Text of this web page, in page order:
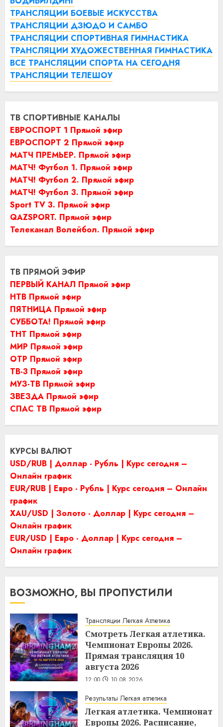
ТРАНСЛЯЦИИ БОЕВЫЕ ИСКУССТВА
ТРАНСЛЯЦИИ ДЗЮДО И САМБО
ТРАНСЛЯЦИИ СПОРТИВНАЯ ГИМНАСТИКА
ТРАНСЛЯЦИИ ХУДОЖЕСТВЕННАЯ ГИМНАСТИКА
ВСЕ ТРАНСЛЯЦИИ СПОРТА НА СЕГОДНЯ
ТРАНСЛЯЦИИ ТЕЛЕШОУ
ТВ СПОРТИВНЫЕ КАНАЛЫ
ЕВРОСПОРТ 1 Прямой эфир
ЕВРОСПОРТ 2 Прямой эфир
МАТЧ ПРЕМЬЕР. Прямой эфир
МАТЧ! Футбол 1. Прямой эфир
МАТЧ! Футбол 2. Прямой эфир
МАТЧ! Футбол 3. Прямой эфир
Sport TV 3. Прямой эфир
QAZSPORT. Прямой эфир
Телеканал Волейбол. Прямой эфир
ТВ ПРЯМОЙ ЭФИР
ПЕРВЫЙ КАНАЛ Прямой эфир
НТВ Прямой эфир
ПЯТНИЦА Прямой эфир
СУББОТА! Прямой эфир
ТНТ Прямой эфир
МИР Прямой эфир
ОТР Прямой эфир
ТВ-3 Прямой эфир
МУЗ-ТВ Прямой эфир
ЗВЕЗДА Прямой эфир
СПАС ТВ Прямой эфир
КУРСЫ ВАЛЮТ
USD/RUB | Доллар - Рубль | Курс сегодня –
Онлайн график
EUR/RUB | Евро - Рубль | Курс сегодня – Онлайн
график
XAU/USD | Золото - Доллар | Курс сегодня –
Онлайн график
EUR/USD | Евро - Доллар | Курс сегодня –
Онлайн график
ВОЗМОЖНО, ВЫ ПРОПУСТИЛИ
Трансляции Легкая Атлетика
Смотреть Легкая атлетика.
Чемпионат Европы 2026.
Прямая трансляция 10
августа 2026
12:00 10.08.2026
Результаты Легкая атлетика
Легкая атлетика. Чемпионат
Европы 2026. Расписание,